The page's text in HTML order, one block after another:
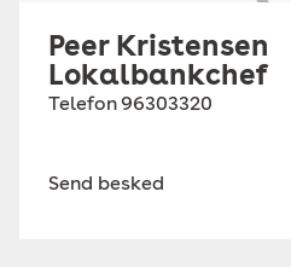
Peer Kristensen
Lokalbankchef
Telefon96303320
Send besked